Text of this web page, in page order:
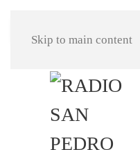
Skip to main content